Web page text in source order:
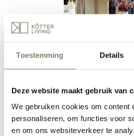
Toestemming Details
Deze website maakt gebruik van
We gebruiken cookies om content
personaliseren, om functies voor
en om ons websiteverkeer te